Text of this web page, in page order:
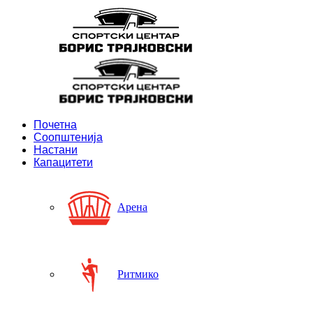
Почетна
Соопштенија
Настани
Капацитети
Арена
Ритмико